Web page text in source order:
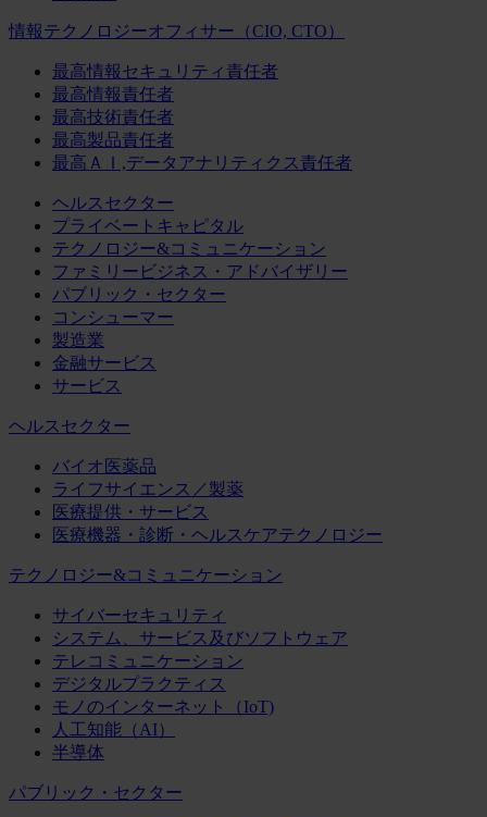
情報テクノロジーオフィサー（CIO, CTO）
最高情報セキュリティ責任者
最高情報責任者
最高技術責任者
最高製品責任者
最高ＡＩ,データアナリティクス責任者
ヘルスセクター
プライベートキャピタル
テクノロジー&コミュニケーション
ファミリービジネス・アドバイザリー
パブリック・セクター
コンシューマー
製造業
金融サービス
サービス
ヘルスセクター
バイオ医薬品
ライフサイエンス／製薬
医療提供・サービス
医療機器・診断・ヘルスケアテクノロジー
テクノロジー&コミュニケーション
サイバーセキュリティ
システム、サービス及びソフトウェア
テレコミュニケーション
デジタルプラクティス
モノのインターネット（IoT)
人工知能（AI）
半導体
パブリック・セクター